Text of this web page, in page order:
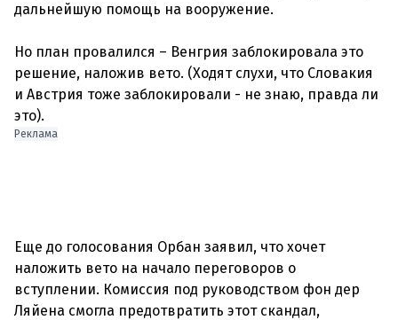
дальнейшую помощь на вооружение.
Но план провалился – Венгрия заблокировала это
решение, наложив вето. (Ходят слухи, что Словакия
и Австрия тоже заблокировали - не знаю, правда ли
это).
Реклама
Еще до голосования Орбан заявил, что хочет
наложить вето на начало переговоров о
вступлении. Комиссия под руководством фон дер
Ляйена смогла предотвратить этот скандал,